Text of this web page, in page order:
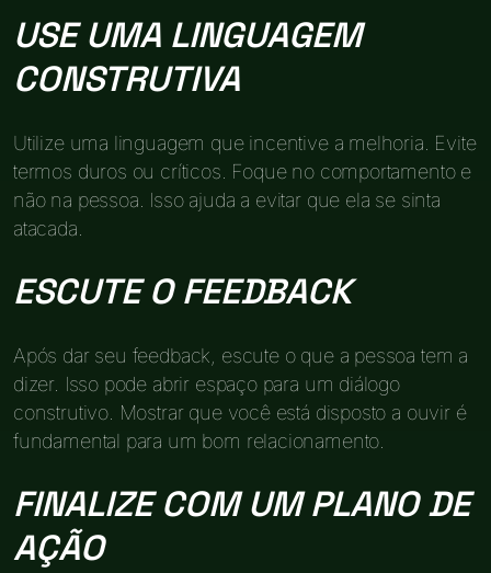
USE UMA LINGUAGEM
CONSTRUTIVA
Utilize uma linguagem que incentive a melhoria. Evite
termos duros ou críticos. Foque no comportamento e
não na pessoa. Isso ajuda a evitar que ela se sinta
atacada.
ESCUTE O FEEDBACK
Após dar seu feedback, escute o que a pessoa tem a
dizer. Isso pode abrir espaço para um diálogo
construtivo. Mostrar que você está disposto a ouvir é
fundamental para um bom relacionamento.
FINALIZE COM UM PLANO DE
AÇÃO